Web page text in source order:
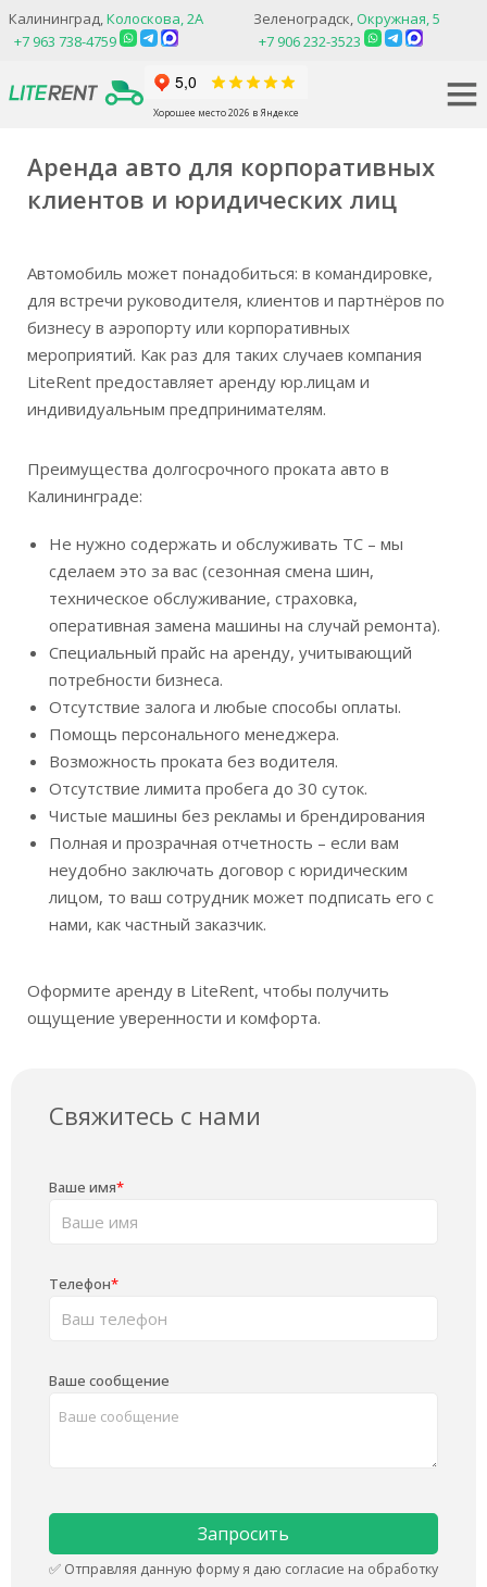
Зеленоградск,Окружная, 5
+7 906 232-3523
Калининград,Колоскова, 2А
+7 963 738-4759
Хорошее место 2026 в Яндексе
Аренда авто для корпоративных
клиентов и юридических лиц
Автомобиль может понадобиться: в командировке,
для встречи руководителя, клиентов и партнёров по
бизнесу в аэропорту или корпоративных
мероприятий. Как раз для таких случаев компания
LiteRent предоставляет аренду юр.лицам и
индивидуальным предпринимателям.
Преимущества долгосрочного проката авто в
Калининграде:
Не нужно содержать и обслуживать ТС – мы
сделаем это за вас (сезонная смена шин,
техническое обслуживание, страховка,
оперативная замена машины на случай ремонта).
Специальный прайс на аренду, учитывающий
потребности бизнеса.
Отсутствие залога и любые способы оплаты.
Помощь персонального менеджера.
Возможность проката без водителя.
Отсутствие лимита пробега до 30 суток.
Чистые машины без рекламы и брендирования
Полная и прозрачная отчетность – если вам
неудобно заключать договор с юридическим
лицом, то ваш сотрудник может подписать его с
нами, как частный заказчик.
Оформите аренду в LiteRent, чтобы получить
ощущение уверенности и комфорта.
Свяжитесь с нами
Ваше имя*
Телефон*
Ваше сообщение
✅ Отправляя данную форму я даю согласие на обработку